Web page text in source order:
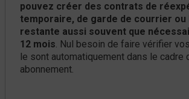
pouvez créer des contrats de
temporaire, de garde de courrier ou
restante aussi souvent que
12 mois. Nul besoin de faire vérifier
le sont automatiquement dans le cadre
abonnement.